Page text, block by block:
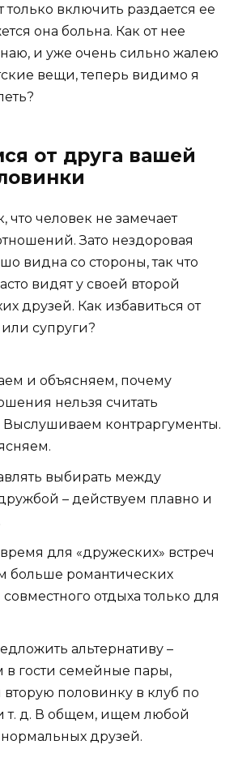
только включить раздается ее
она больна. Как от нее
и уже очень сильно жалею
вещи, теперь видимо я
от друга вашей
что человек не замечает
Зато нездоровая
видна со стороны, так что
видят у своей второй
друзей. Как избавиться от
супруги?
и объясняем, почему
нельзя считать
контраргументы.
выбирать между
– действуем плавно и
для «дружеских» встреч
больше романтических
отдыха только для
альтернативу –
в гости семейные пары,
половинку в клуб по
т. д. В общем, ищем любой
друзей.